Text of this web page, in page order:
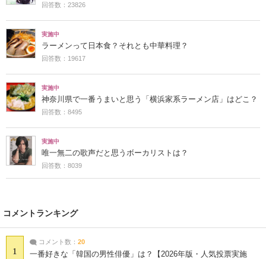
回答数：23826
実施中
ラーメンって日本食？それとも中華料理？
回答数：19617
実施中
神奈川県で一番うまいと思う「横浜家系ラーメン店」はどこ？
回答数：8495
実施中
唯一無二の歌声だと思うボーカリストは？
回答数：8039
コメントランキング
1
コメント数： 20
一番好きな「韓国の男性俳優」は？【2026年版・人気投票実施